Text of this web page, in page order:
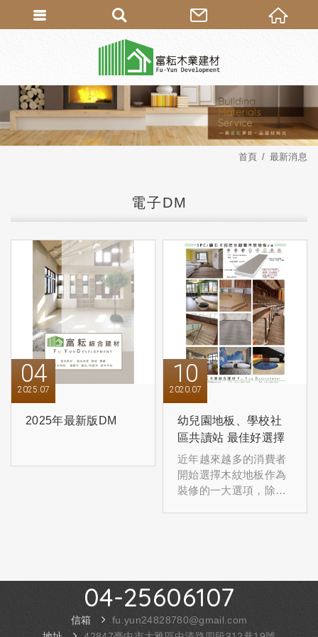
首頁 最新消息
電子DM
04
07
2025
2025年最新版DM
10
07
2020
幼兒園地板、學校社
區共讀站 最佳好選擇
近年越來越多的消費者
開始選擇木紋地板作為
裝修的一大選項，除了
但現在有更佳的選擇能
解決木製地板的問題，
而我們為什麼不選擇更
好的呢?1.防水早期木製
04-25606107
信箱
fu.yun24828780@gmail.com